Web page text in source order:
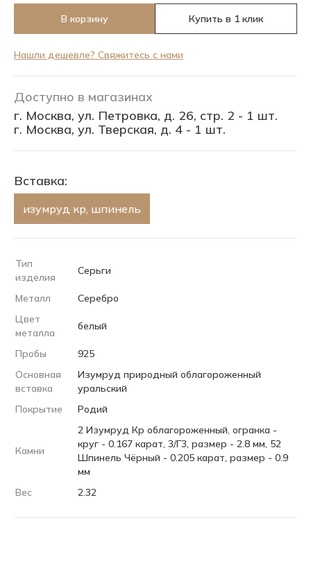
В корзину Купить в 1 клик
Нашли дешевле? Свяжитесь с нами
Доступно в магазинах
г. Москва, ул. Петровка, д. 26, стр. 2 - 1 шт.
г. Москва, ул. Тверская, д. 4 - 1 шт.
Вставка:
изумруд кр, шпинель
Тип
изделия
Серьги
Металл
Серебро
Цвет
металла
белый
Пробы
925
Основная
вставка
Изумруд природный облагороженный
уральский
Покрытие
Родий
Камни
2 Изумруд Кр облагороженный, огранка -
круг - 0.167 карат, 3/Г3, размер - 2.8 мм, 52
Шпинель Чёрный - 0.205 карат, размер - 0.9
мм
Вес
2.32